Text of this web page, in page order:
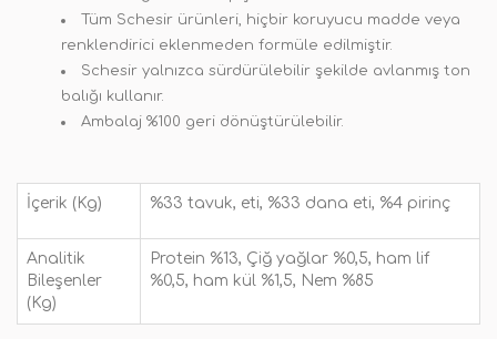
Tüm Schesir ürünleri, hiçbir koruyucu madde veya
renklendirici eklenmeden formüle edilmiştir.
Schesir yalnızca sürdürülebilir şekilde avlanmış ton
balığı kullanır.
Ambalaj %100 geri dönüştürülebilir.
İçerik (Kg) %33 tavuk, eti, %33 dana eti, %4 pirinç
Analitik
Bileşenler
(Kg)
Protein %13, Çiğ yağlar %0,5, ham lif
%0,5, ham kül %1,5, Nem %85